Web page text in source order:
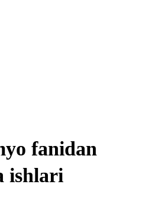
fanidan
ishlari